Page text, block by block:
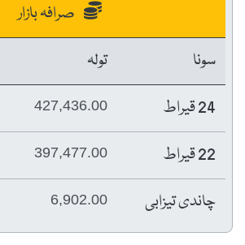
صرافہ بازار
سونا
تولہ
24 قیراط
427,436.00
22 قیراط 397,477.00
چاندی تیزابی 6,902.00